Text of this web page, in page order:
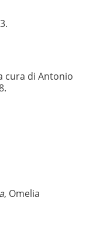
cura di Antonio
, Omelia